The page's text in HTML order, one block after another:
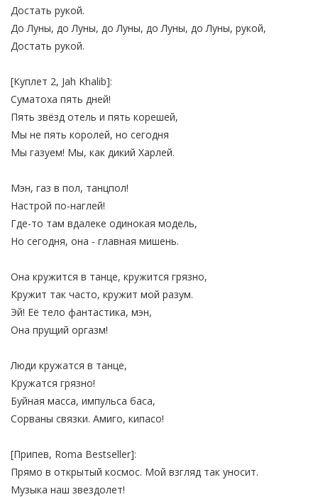
Достать рукой.
До Луны, до Луны, до Луны, до Луны, до Луны, рукой,
Достать рукой.
[Куплет 2, Jah Khalib]:
Суматоха пять дней!
Пять звёзд отель и пять корешей,
Мы не пять королей, но сегодня
Мы газуем! Мы, как дикий Харлей.
Мэн, газ в пол, танцпол!
Настрой по-наглей!
Где-то там вдалеке одинокая модель,
Но сегодня, она - главная мишень.
Она кружится в танце, кружится грязно,
Кружит так часто, кружит мой разум.
Эй! Её тело фантастика, мэн,
Она прущий оргазм!
Люди кружатся в танце,
Кружатся грязно!
Буйная масса, импульса баса,
Сорваны связки. Амиго, кипасо!
[Припев, Roma Bestseller]:
Прямо в открытый космос. Мой взгляд так уносит.
Музыка наш звездолет!